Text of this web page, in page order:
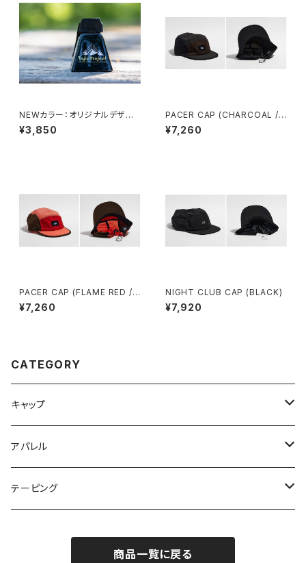
NEWカラー：オリジナルデザイ
ンのカウベル
¥3,850
PACER CAP (CHARCOAL /
BLACK / BROWN)
¥7,260
PACER CAP (FLAME RED /
CORAL / BROWN)
¥7,260
NIGHT CLUB CAP (BLACK)
¥7,920
CATEGORY
キャップ
NIGHT CLUB CAP
CLUB CAP
アパレル
ネックウォーマー
テーピング
商品一覧に戻る